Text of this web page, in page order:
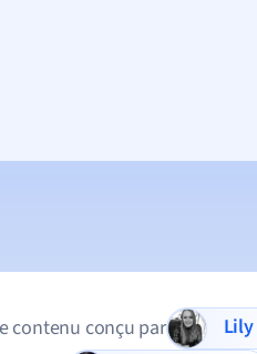
contenu conçu par